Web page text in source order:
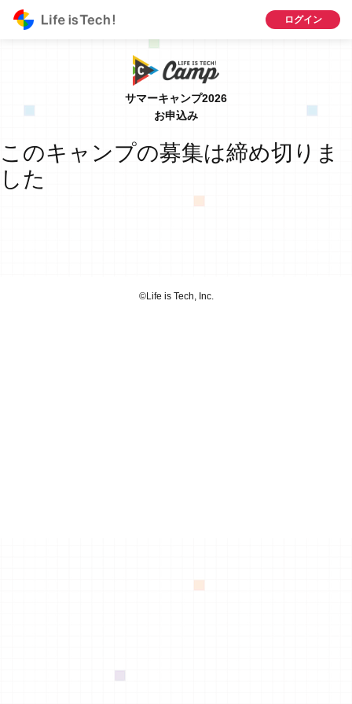
ログイン
サマーキャンプ2026
お申込み
このキャンプの募集は締め切りま
した
©︎Life is Tech, Inc.